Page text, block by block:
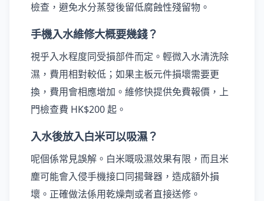
檢查，避免水分蒸發後留低腐蝕性殘留物。
手機入水維修大概要幾錢？
視乎入水程度同受損部件而定。輕微入水清洗除
濕，費用相對較低；如果主板元件損壞需要更
換，費用會相應增加。維修快提供免費報價，上
門檢查費 HK$200 起。
入水後放入白米可以吸濕？
呢個係常見誤解。白米嘅吸濕效果有限，而且米
塵可能會入侵手機接口同揚聲器，造成額外損
壞。正確做法係用乾燥劑或者直接送修。